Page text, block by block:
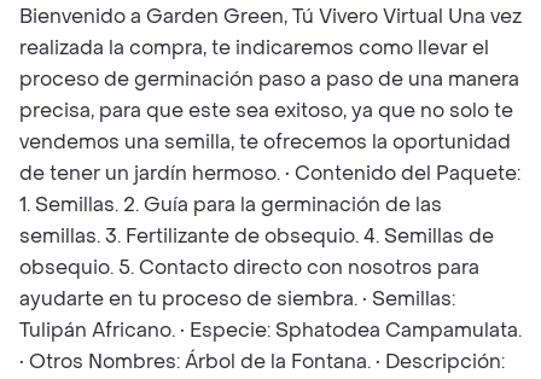
Bienvenido a Garden Green, Tú Vivero Virtual Una vez
realizada la compra, te indicaremos como llevar el
proceso de germinación paso a paso de una manera
precisa, para que este sea exitoso, ya que no solo te
vendemos una semilla, te ofrecemos la oportunidad
de tener un jardín hermoso. • Contenido del Paquete:
1. Semillas. 2. Guía para la germinación de las
semillas. 3. Fertilizante de obsequio. 4. Semillas de
obsequio. 5. Contacto directo con nosotros para
ayudarte en tu proceso de siembra. • Semillas:
Tulipán Africano. • Especie: Sphatodea Campamulata.
• Otros Nombres: Árbol de la Fontana. • Descripción: